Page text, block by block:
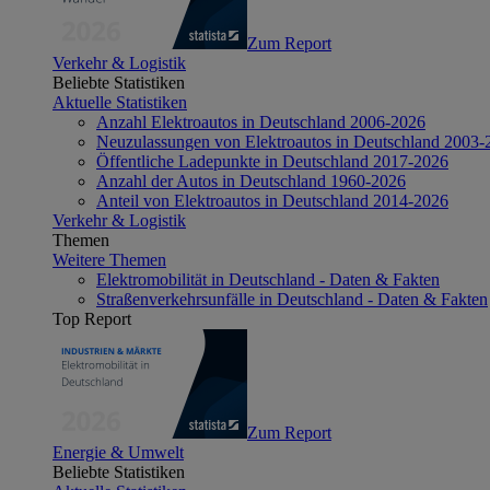
Zum Report
Verkehr & Logistik
Beliebte Statistiken
Aktuelle Statistiken
Anzahl Elektroautos in Deutschland 2006-2026
Neuzulassungen von Elektroautos in Deutschland 2003-
Öffentliche Ladepunkte in Deutschland 2017-2026
Anzahl der Autos in Deutschland 1960-2026
Anteil von Elektroautos in Deutschland 2014-2026
Verkehr & Logistik
Themen
Weitere Themen
Elektromobilität in Deutschland - Daten & Fakten
Straßenverkehrsunfälle in Deutschland - Daten & Fakten
Top Report
Zum Report
Energie & Umwelt
Beliebte Statistiken